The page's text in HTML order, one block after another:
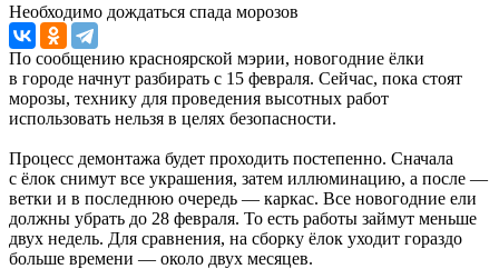
Необходимо дождаться спада морозов
По сообщению красноярской мэрии, новогодние ёлки
в городе начнут разбирать с 15 февраля. Сейчас, пока стоят
морозы, технику для проведения высотных работ
использовать нельзя в целях безопасности.
Процесс демонтажа будет проходить постепенно. Сначала
с ёлок снимут все украшения, затем иллюминацию, а после —
ветки и в последнюю очередь — каркас. Все новогодние ели
должны убрать до 28 февраля. То есть работы займут меньше
двух недель. Для сравнения, на сборку ёлок уходит гораздо
больше времени — около двух месяцев.